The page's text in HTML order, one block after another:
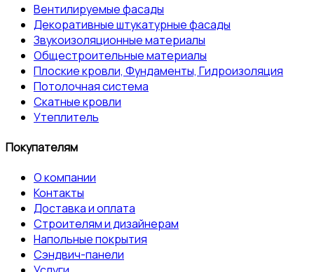
Вентилируемые фасады
Декоративные штукатурные фасады
Звукоизоляционные материалы
Общестроительные материалы
Плоские кровли, Фундаменты, Гидроизоляция
Потолочная система
Скатные кровли
Утеплитель
Покупателям
О компании
Контакты
Доставка и оплата
Строителям и дизайнерам
Напольные покрытия
Сэндвич-панели